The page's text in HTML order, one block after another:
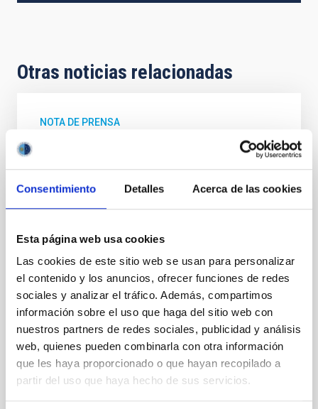
Consentimiento Detalles Acerca de las cookies
Esta página web usa cookies
Las cookies de este sitio web se usan para personalizar
el contenido y los anuncios, ofrecer funciones de redes
sociales y analizar el tráfico. Además, compartimos
información sobre el uso que haga del sitio web con
nuestros partners de redes sociales, publicidad y análisis
web, quienes pueden combinarla con otra información
que les haya proporcionado o que hayan recopilado a
partir del uso que haya hecho de sus servicios.
Otras noticias relacionadas
NOTA DE PRENSA
GRANCAIN, el primer instrumento que
utilizará la óptica adaptativa del GTC,
queda integrado en el telescopio
Durante el mes de octubre, el equipo del sistema de
(GTCAO) del Instituto de Astrofísica de Canarias
Telescopio Canarias (GTC o Grantecan), ha
completado con éxito la integración del instrumento
GRANCAIN en el mayor telescopio óptico e infrarrojo
del mundo. La instalación se ha realizado en la salida
de GTCAO, en la plataforma Nasmyth B del
telescopio, un paso clave para iniciar las pruebas de
rendimiento del nuevo sistema de óptica adaptativa.
Se trata del primer instrumento científico que
Fecha de publicación 04/12/2025 - 13:36:18